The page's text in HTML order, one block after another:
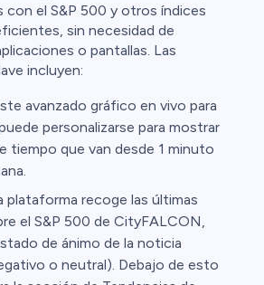
con el S&P 500 y otros índices
sin necesidad de
o pantallas. Las
incluyen:
avanzado gráfico en vivo para
personalizarse para mostrar
tiempo que van desde 1 minuto
plataforma recoge las últimas
el S&P 500 de CityFALCON,
de ánimo de la noticia
o neutral). Debajo de esto